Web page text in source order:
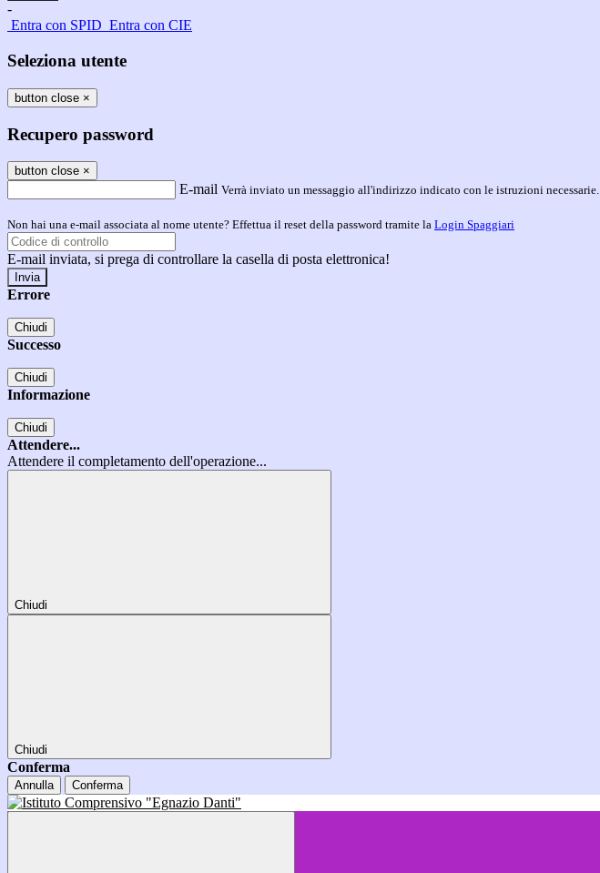
-
Entra con SPID Entra con CIE
Seleziona utente
button close ×
Recupero password
button close ×
E-mail Verrà inviato un messaggio all'indirizzo indicato con le istruzioni necessarie.
Non hai una e-mail associata al nome utente? Effettua il reset della password tramite la Login Spaggiari
E-mail inviata, si prega di controllare la casella di posta elettronica!
Errore
Chiudi
Successo
Chiudi
Informazione
Chiudi
Attendere...
Attendere il completamento dell'operazione...
Chiudi
Chiudi
Conferma
Annulla Conferma